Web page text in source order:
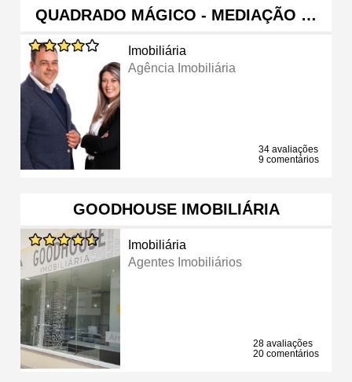
QUADRADO MÁGICO - MEDIAÇÃO …
Imobiliária
Agência Imobiliária
34 avaliações
9 comentários
GOODHOUSE IMOBILIÁRIA
Imobiliária
Agentes Imobiliários
28 avaliações
20 comentários